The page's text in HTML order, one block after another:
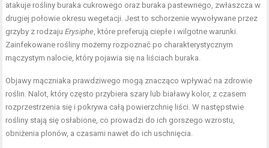
atakuje rośliny buraka cukrowego oraz buraka pastewnego, zwłaszcza w
drugiej połowie okresu wegetacji. Jest to schorzenie wywoływane przez
grzyby z rodzajuErysiphe, które preferują ciepłe i wilgotne warunki.
Zainfekowane rośliny możemy rozpoznać po charakterystycznym
mączystym nalocie, który pojawia się na liściach buraka.
Objawy mączniaka prawdziwego mogą znacząco wpływać na zdrowie
roślin. Nalot, który często przybiera szary lub białawy kolor, z czasem
rozprzestrzenia się i pokrywa całą powierzchnię liści. W następstwie
rośliny stają się osłabione, co prowadzi do ich gorszego wzrostu,
obniżenia plonów, a czasami nawet do ich uschnięcia.